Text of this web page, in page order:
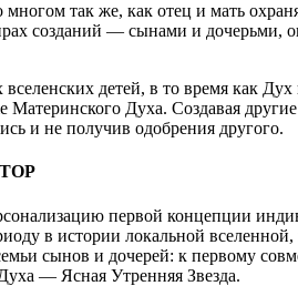
так же, как отец и мать
созданий — сынами и дочерьми,
детей, в то время как
Материнского Духа. Создавая
и не получив одобрения другого.
первой концепции
в истории локальной
сынов и дочерей: к первому
— Ясная Утренняя Звезда.